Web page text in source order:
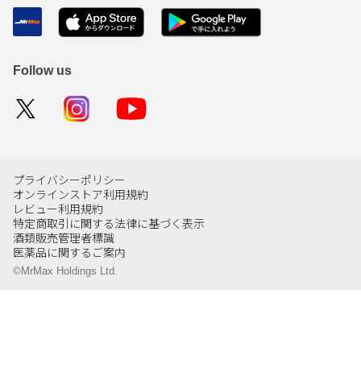
Follow us
プライバシーポリシー
オンラインストア利用規約
レビュー利用規約
特定商取引に関する法律に基づく表示
酒類販売管理者標識
医薬品に関するご案内
©MrMax Holdings Ltd.